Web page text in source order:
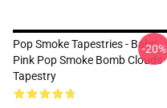
Pop Smoke Tapestries - Baby
Pink Pop Smoke Bomb Clouds
Tapestry
-20%